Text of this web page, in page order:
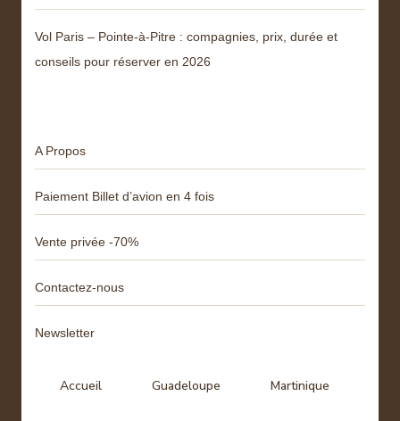
Vol Paris – Pointe-à-Pitre : compagnies, prix, durée et
conseils pour réserver en 2026
A Propos
Paiement Billet d’avion en 4 fois
Vente privée -70%
Contactez-nous
Newsletter
Accueil Guadeloupe Martinique